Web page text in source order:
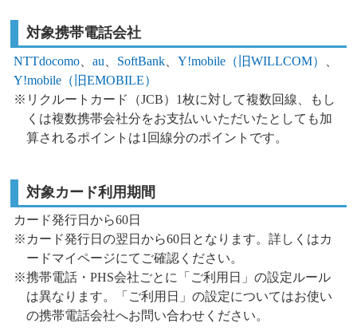
対象携帯電話会社
NTTdocomo 、au SoftBank 、Y!mobile（旧WILLCOM）
Y!mobile（旧EMOBILE）
※リクルートカード（JCB）1枚に対して複数回線、もし
くは複数携帯会社分をお支払いいただいたとしても加
算されるポイントは1回線分のポイントです。
対象カード利用期間
カード発行日から60日
※カード発行日の翌日から60日となります。詳しくはカ
ードマイページにてご確認ください。
※携帯電話・PHS会社ごとに「ご利用日」の設定ルール
は異なります。「ご利用日」の設定についてはお使い
の携帯電話会社へお問い合わせください。